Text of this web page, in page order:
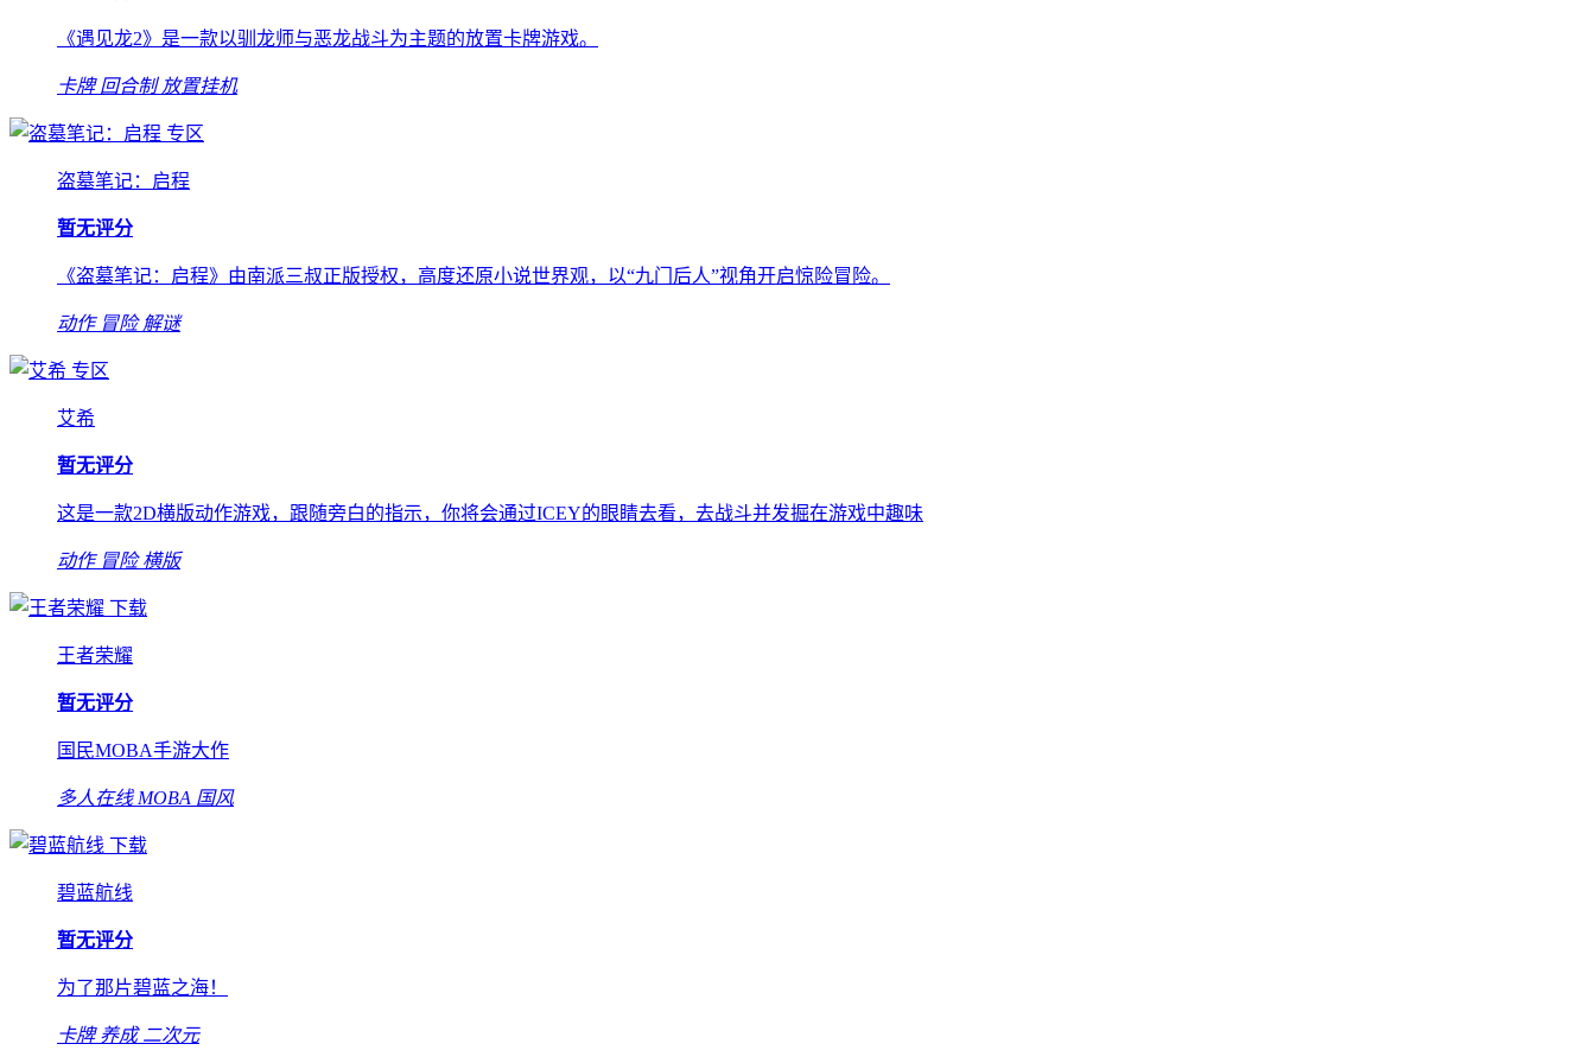
《遇见龙2》是一款以驯龙师与恶龙战斗为主题的放置卡牌游戏。
卡牌 回合制 放置挂机
专区
盗墓笔记：启程
暂无评分
《盗墓笔记：启程》由南派三叔正版授权，高度还原小说世界观，以“九门后人”视角开启惊险冒险。
动作 冒险 解谜
专区
艾希
暂无评分
这是一款2D横版动作游戏，跟随旁白的指示，你将会通过ICEY的眼睛去看，去战斗并发掘在游戏中趣味
动作 冒险 横版
下载
王者荣耀
暂无评分
国民MOBA手游大作
多人在线 MOBA 国风
下载
碧蓝航线
暂无评分
为了那片碧蓝之海！
卡牌 养成 二次元